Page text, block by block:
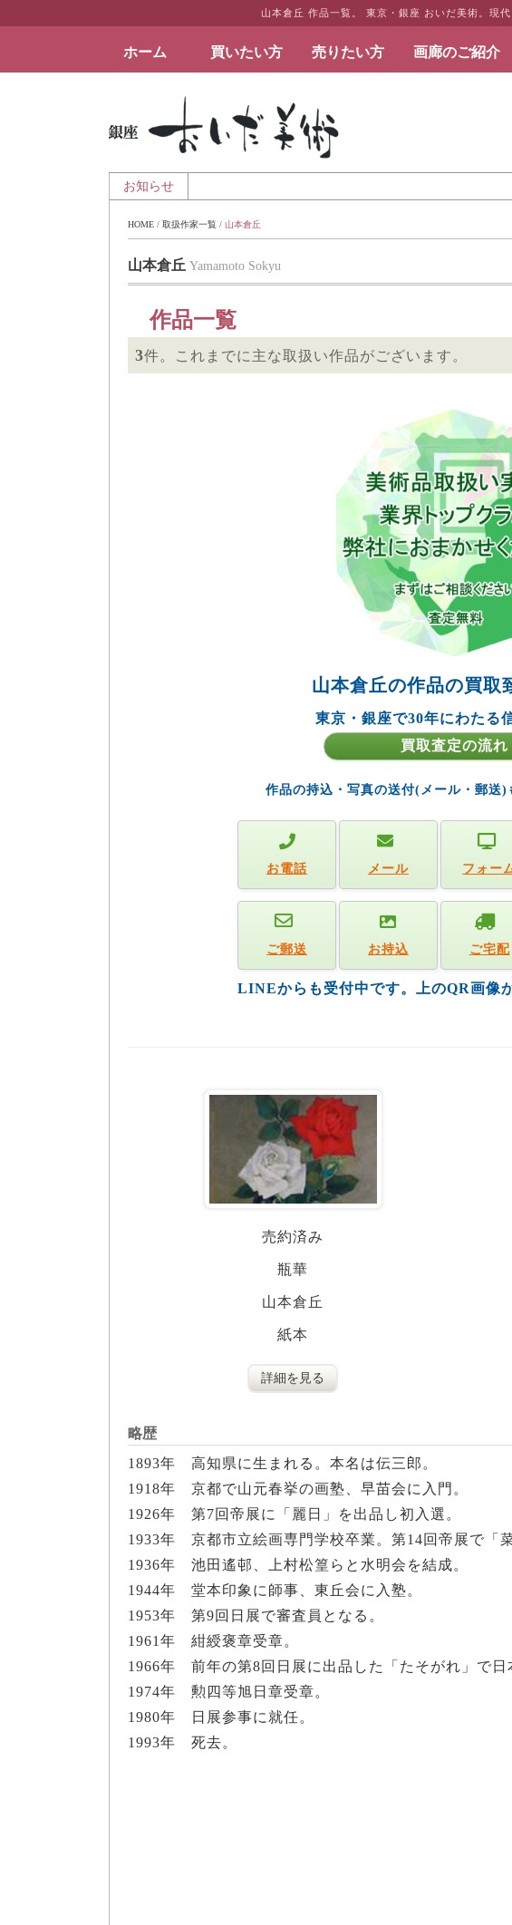
山本倉丘 作品一覧。 東京・銀座 おいだ美術。現
ホーム 買いたい方 売りたい方 画廊のご紹介
絵画など美術品の販売と買取 | 東京・銀座 おいだ美術
お知らせ
HOME / 取扱作家一覧 / 山本倉丘
山本倉丘 Yamamoto Sokyu
作品一覧
3件。これまでに主な取扱い作品がございます。
山本倉丘の作品の買取
東京・銀座で30年にわたる
買取査定の流れ
作品の持込・写真の送付(メール・郵送)
お電話 メール フォー
ご郵送 お持込 ご宅配
LINEからも受付中です。上のQR画像
売約済み
瓶華
山本倉丘
紙本
詳細を見る
略歴
1893年 高知県に生まれる。本名は伝三郎。
1918年 京都で山元春挙の画塾、早苗会に入門。
1926年 第7回帝展に「麗日」を出品し初入選。
1933年 京都市立絵画専門学校卒業。第14回帝展で「
1936年 池田遙邨、上村松篁らと水明会を結成。
1944年 堂本印象に師事、東丘会に入塾。
1953年 第9回日展で審査員となる。
1961年 紺綬褒章受章。
1966年 前年の第8回日展に出品した「たそがれ」で日
1974年 勲四等旭日章受章。
1980年 日展参事に就任。
1993年 死去。